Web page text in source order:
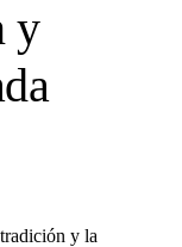
y
y la